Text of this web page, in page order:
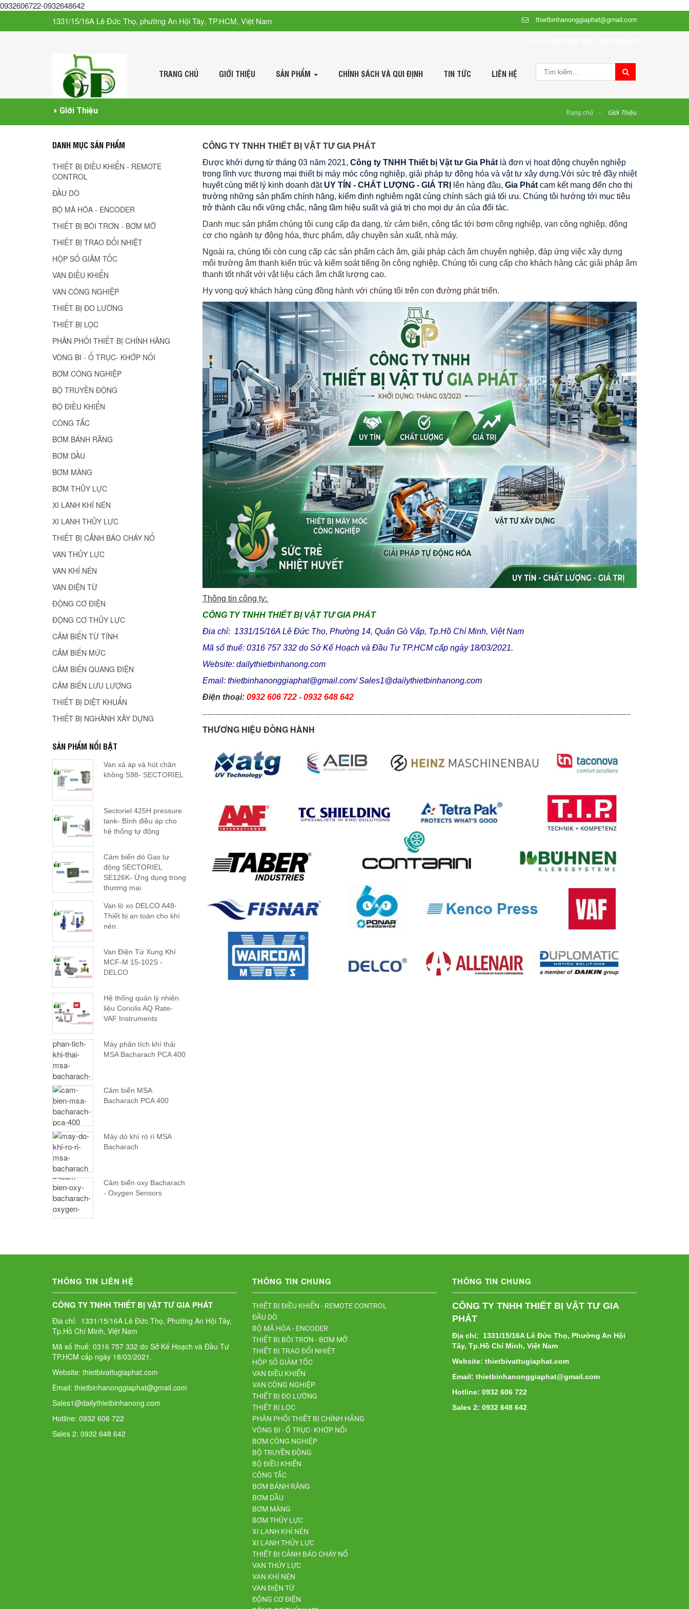
0932606722-0932648642
1331/15/16A Lê Đức Thọ, phường An Hội Tây, TP.HCM, Việt Nam
thietbinhanonggiaphat@gmail.com
TRANG CHỦ GIỚI THIỆU SẢN PHẨM CHÍNH SÁCH VÀ QUI ĐỊNH TIN TỨC LIÊN HỆ
GIới Thiệu Trang chủ GIới Thiệu
CÔNG TY TNHH THIẾT BỊ VẬT TƯ GIA PHÁT
Được khởi dựng từ tháng 03 năm 2021, Công ty TNHH Thiết bị Vật tư Gia Phátlà đơn vị hoạt động chuyên nghiệp
trong lĩnh vực thương mại thiết bị máy móc công nghiệp, giải pháp tự động hóa và vật tư xây dựng.Với sức trẻ đầy nhiệt
huyết cùng triết lý kinh doanh đặt UY TÍN - CHẤT LƯỢNG - GIÁ TRỊ lên hàng đầu, Gia Phátcam kết mang đến cho thị
trường những sản phẩm chính hãng, kiểm định nghiêm ngặt cùng chính sách giá tối ưu. Chúng tôi hướng tới mục tiêu
trở thành cầu nối vững chắc, nâng tầm hiệu suất và giá trị cho mọi dự án của đối tác.
Danh mục sản phẩm chúng tôi cung cấp đa dạng, từ cảm biến, công tắc tới bơm công nghiệp, van công nghiệp, động
cơ cho ngành tự động hóa, thực phẩm, dây chuyền sản xuất, nhà máy.
Ngoài ra, chúng tôi còn cung cấp các sản phẩm cách âm, giải pháp cách âm chuyên nghiệp, đáp ứng việc xây dựng
môi trường âm thanh kiến trúc và kiểm soát tiếng ồn công nghiệp. Chúng tôi cung cấp cho khách hàng các giải pháp âm
thanh tốt nhất với vật liệu cách âm chất lượng cao.
Hy vọng quý khách hàng cùng đồng hành với chúng tôi trên con đường phát triển.
Thông tin công ty:
CÔNG TY TNHH THIẾT BỊ VẬT TƯ GIA PHÁT
Địa chỉ: 1331/15/16A Lê Đức Thọ, Phường 14, Quận Gò Vấp, Tp.Hồ Chí Minh, Việt Nam
Mã số thuế: 0316 757 332 do Sở Kế Hoạch và Đầu Tư TP.HCM cấp ngày 18/03/2021.
Website: dailythietbinhanong.com
Email: thietbinhanonggiaphat@gmail.com/ Sales1@dailythietbinhanong.com
Điện thoại: 0932 606 722 - 0932 648 642
-----------------------------------------------------------------------------------------------------------------------------------------------------------------------
THƯƠNG HIỆU ĐỒNG HÀNH
DANH MỤC SẢN PHẨM
THIẾT BỊ ĐIỀU KHIỂN - REMOTE
CONTROL
ĐẦU DÒ
BỘ MÃ HÓA - ENCODER
THIẾT BỊ BÔI TRƠN - BƠM MỠ
THIẾT BỊ TRAO ĐỔI NHIỆT
HỘP SỐ GIẢM TỐC
VAN ĐIỀU KHIỂN
VAN CÔNG NGHIỆP
THIẾT BỊ ĐO LƯỜNG
THIẾT BỊ LỌC
PHÂN PHỐI THIẾT BỊ CHÍNH HÃNG
VÒNG BI - Ổ TRỤC- KHỚP NỐI
BƠM CÔNG NGHIỆP
BỘ TRUYỀN ĐỘNG
BỘ ĐIỀU KHIỂN
CÔNG TẮC
BƠM BÁNH RĂNG
BƠM DẦU
BƠM MÀNG
BƠM THỦY LỰC
XI LANH KHÍ NÉN
XI LANH THỦY LỰC
THIẾT BỊ CẢNH BÁO CHÁY NỔ
VAN THỦY LỰC
VAN KHÍ NÉN
VAN ĐIỆN TỪ
ĐỘNG CƠ ĐIỆN
ĐỘNG CƠ THỦY LỰC
CẢM BIẾN TỪ TÍNH
CẢM BIẾN MỨC
CẢM BIẾN QUANG ĐIỆN
CẢM BIẾN LƯU LƯỢNG
THIẾT BỊ DIỆT KHUẨN
THIẾT BỊ NGHÀNH XÂY DỰNG
SẢN PHẨM NỔI BẬT
Van xả áp và hút chân
không S98- SECTORIEL
Sectoriel 425H pressure
tank- Bình điều áp cho
hệ thống tự động
Cảm biến dò Gas tự
động SECTORIEL
SE126K- Ứng dụng trong
thương mại
Van lò xo DELCO A48-
Thiết bị an toàn cho khí
nén.
Van Điện Từ Xung Khí
MCF-M 15-102S -
DELCO
Hệ thống quản lý nhiên
liệu Coriolis AQ Rate-
VAF Instruments
Máy phân tích khí thải
MSA Bacharach PCA 400
Cảm biến MSA
Bacharach PCA 400
Máy dò khí rò rỉ MSA
Bacharach
Cảm biến oxy Bacharach
- Oxygen Sensors
THÔNG TIN LIÊN HỆ
CÔNG TY TNHH THIẾT BỊ VẬT TƯ GIA PHÁT
Địa chỉ: 1331/15/16A Lê Đức Thọ, Phường An Hội Tây,
Tp.Hồ Chí Minh, Việt Nam
Mã số thuế: 0316 757 332 do Sở Kế Hoạch và Đầu Tư
TP.HCM cấp ngày 18/03/2021.
Website: thietbivattugiaphat.com
Email: thietbinhanonggiaphat@gmail.com
Sales1@dailythietbinhanong.com
Hotline: 0932 606 722
Sales 2: 0932 648 642
THÔNG TIN CHUNG
THIẾT BỊ ĐIỀU KHIỂN - REMOTE CONTROL
ĐẦU DÒ
BỘ MÃ HÓA - ENCODER
THIẾT BỊ BÔI TRƠN - BƠM MỠ
THIẾT BỊ TRAO ĐỔI NHIỆT
HỘP SỐ GIẢM TỐC
VAN ĐIỀU KHIỂN
VAN CÔNG NGHIỆP
THIẾT BỊ ĐO LƯỜNG
THIẾT BỊ LỌC
PHÂN PHỐI THIẾT BỊ CHÍNH HÃNG
VÒNG BI - Ổ TRỤC- KHỚP NỐI
BƠM CÔNG NGHIỆP
BỘ TRUYỀN ĐỘNG
BỘ ĐIỀU KHIỂN
CÔNG TẮC
BƠM BÁNH RĂNG
BƠM DẦU
BƠM MÀNG
BƠM THỦY LỰC
XI LANH KHÍ NÉN
XI LANH THỦY LỰC
THIẾT BỊ CẢNH BÁO CHÁY NỔ
VAN THỦY LỰC
VAN KHÍ NÉN
VAN ĐIỆN TỪ
ĐỘNG CƠ ĐIỆN
THÔNG TIN CHUNG
CÔNG TY TNHH THIẾT BỊ VẬT TƯ GIA
PHÁT
Địa chỉ: 1331/15/16A Lê Đức Thọ, Phường An Hội
Tây, Tp.Hồ Chí Minh, Việt Nam
Website: thietbivattugiaphat.com
Email: thietbinhanonggiaphat@gmail.com
Hotline: 0932 606 722
Sales 2: 0932 648 642